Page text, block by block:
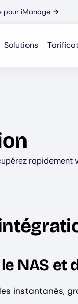
pour iManage →
Solutions
rapidement
NAS et
instantanés,